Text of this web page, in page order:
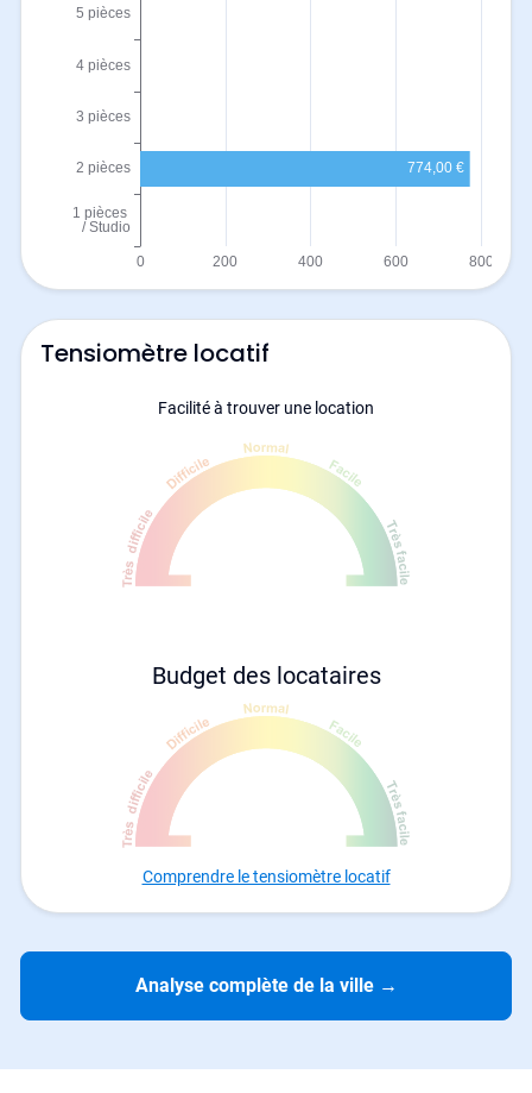
Tensiomètre locatif
Facilité à trouver une location
Budget des locataires
Comprendre le tensiomètre locatif
Analyse complète de la ville →